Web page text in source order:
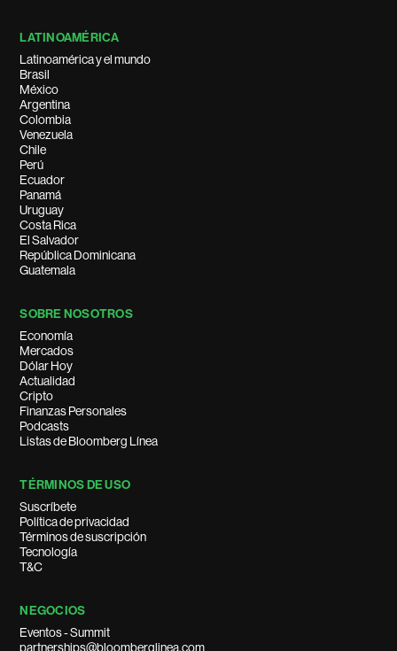
LATINOAMÉRICA
Latinoamérica y el mundo
Brasil
México
Argentina
Colombia
Venezuela
Chile
Perú
Ecuador
Panamá
Uruguay
Costa Rica
El Salvador
República Dominicana
Guatemala
SOBRE NOSOTROS
Economía
Mercados
Dólar Hoy
Actualidad
Cripto
Finanzas Personales
Podcasts
Listas de Bloomberg Línea
TÉRMINOS DE USO
Suscríbete
Política de privacidad
Términos de suscripción
Tecnología
T&C
NEGOCIOS
Eventos - Summit
partnerships@bloomberglinea.com